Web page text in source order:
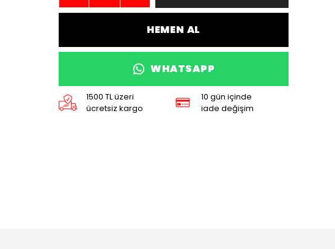
HEMEN AL
WHATSAPP
1500 TL üzeri
ücretsiz kargo
10 gün içinde
iade değişim